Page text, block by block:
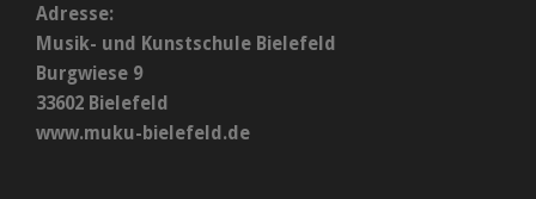
Adresse:
Musik- und Kunstschule Bielefeld
Burgwiese 9
33602 Bielefeld
www.muku-bielefeld.de